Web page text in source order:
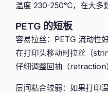
温度 230-250°C，在大多
PETG 的短板
容易拉丝：PETG 流动性
在打印头移动时拉丝（
仔细调整回抽（retraction
层间粘合较弱：如果打印